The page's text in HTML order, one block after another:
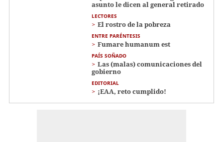
asunto le dicen al general retirado
LECTORES
El rostro de la pobreza
ENTRE PARÉNTESIS
Fumare humanum est
PAÍS SOÑADO
Las (malas) comunicaciones del
gobierno
EDITORIAL
¡EAA, reto cumplido!